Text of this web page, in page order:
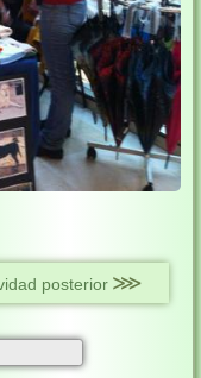
posterior ⋙